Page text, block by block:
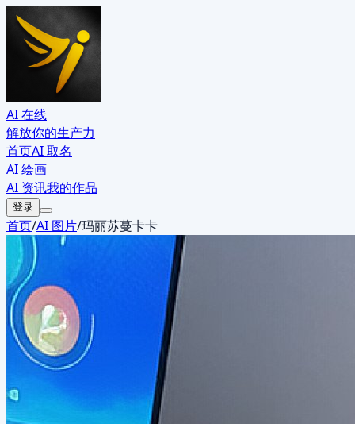
AI 在线
解放你的生产力
首页AI 取名
AI 绘画
AI 资讯我的作品
登录
首页/AI 图片/玛丽苏蔓卡卡